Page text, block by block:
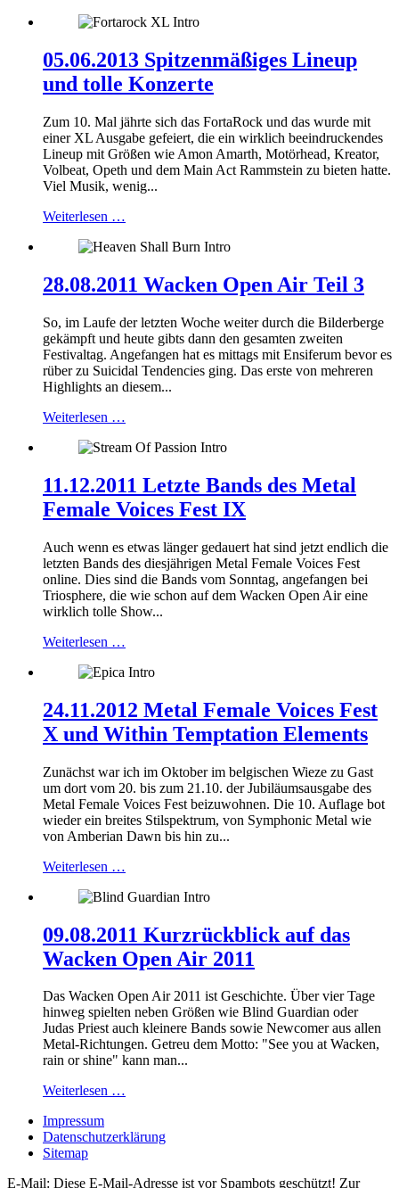
05.06.2013 Spitzenmäßiges Lineup
und tolle Konzerte
Zum 10. Mal jährte sich das FortaRock und das wurde mit
einer XL Ausgabe gefeiert, die ein wirklich beeindruckendes
Lineup mit Größen wie Amon Amarth, Motörhead, Kreator,
Volbeat, Opeth und dem Main Act Rammstein zu bieten hatte.
Viel Musik, wenig...
Weiterlesen …
28.08.2011 Wacken Open Air Teil 3
So, im Laufe der letzten Woche weiter durch die Bilderberge
gekämpft und heute gibts dann den gesamten zweiten
Festivaltag. Angefangen hat es mittags mit Ensiferum bevor es
rüber zu Suicidal Tendencies ging. Das erste von mehreren
Highlights an diesem...
Weiterlesen …
11.12.2011 Letzte Bands des Metal
Female Voices Fest IX
Auch wenn es etwas länger gedauert hat sind jetzt endlich die
letzten Bands des diesjährigen Metal Female Voices Fest
online. Dies sind die Bands vom Sonntag, angefangen bei
Triosphere, die wie schon auf dem Wacken Open Air eine
wirklich tolle Show...
Weiterlesen …
24.11.2012 Metal Female Voices Fest
X und Within Temptation Elements
Zunächst war ich im Oktober im belgischen Wieze zu Gast
um dort vom 20. bis zum 21.10. der Jubiläumsausgabe des
Metal Female Voices Fest beizuwohnen. Die 10. Auflage bot
wieder ein breites Stilspektrum, von Symphonic Metal wie
von Amberian Dawn bis hin zu...
Weiterlesen …
09.08.2011 Kurzrückblick auf das
Wacken Open Air 2011
Das Wacken Open Air 2011 ist Geschichte. Über vier Tage
hinweg spielten neben Größen wie Blind Guardian oder
Judas Priest auch kleinere Bands sowie Newcomer aus allen
Metal-Richtungen. Getreu dem Motto: "See you at Wacken,
rain or shine" kann man...
Weiterlesen …
Impressum
Datenschutzerklärung
Sitemap
E-Mail: Diese E-Mail-Adresse ist vor Spambots geschützt! Zur